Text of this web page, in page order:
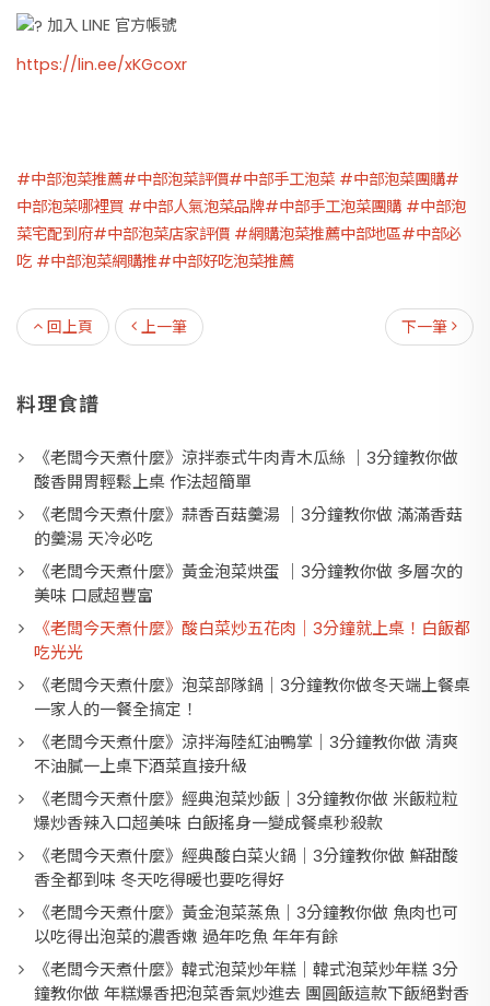
料理食譜
《老闆今天煮什麼》涼拌泰式牛肉青木瓜絲 ｜3分鐘教你做
酸香開胃輕鬆上桌 作法超簡單
《老闆今天煮什麼》蒜香百菇羹湯 ｜3分鐘教你做 滿滿香菇
的羹湯 天冷必吃
《老闆今天煮什麼》黃金泡菜烘蛋 ｜3分鐘教你做 多層次的
美味 口感超豐富
《老闆今天煮什麼》酸白菜炒五花肉｜3分鐘就上桌！白飯都
吃光光
《老闆今天煮什麼》泡菜部隊鍋｜3分鐘教你做冬天端上餐桌
一家人的一餐全搞定！
《老闆今天煮什麼》涼拌海陸紅油鴨掌｜3分鐘教你做 清爽
不油膩一上桌下酒菜直接升級
《老闆今天煮什麼》經典泡菜炒飯｜3分鐘教你做 米飯粒粒
爆炒香辣入口超美味 白飯搖身一變成餐桌秒殺款
《老闆今天煮什麼》經典酸白菜火鍋｜3分鐘教你做 鮮甜酸
香全都到味 冬天吃得暖也要吃得好
《老闆今天煮什麼》黃金泡菜蒸魚｜3分鐘教你做 魚肉也可
以吃得出泡菜的濃香嫩 過年吃魚 年年有餘
《老闆今天煮什麼》韓式泡菜炒年糕｜韓式泡菜炒年糕 3分
鐘教你做 年糕爆香把泡菜香氣炒進去 團圓飯這款下飯絕對香
加入 LINE 官方帳號
https://lin.ee/xKGcoxr
#中部泡菜推薦#中部泡菜評價#中部手工泡菜 #中部泡菜團購#
中部泡菜哪裡買 #中部人氣泡菜品牌#中部手工泡菜團購 #中部泡
菜宅配到府#中部泡菜店家評價 #網購泡菜推薦中部地區#中部必
吃 #中部泡菜網購推#中部好吃泡菜推薦
回上頁 下一筆
上一筆